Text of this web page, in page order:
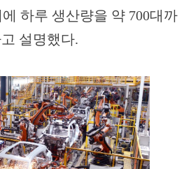
하루 생산량을 약 700대까
설명했다.